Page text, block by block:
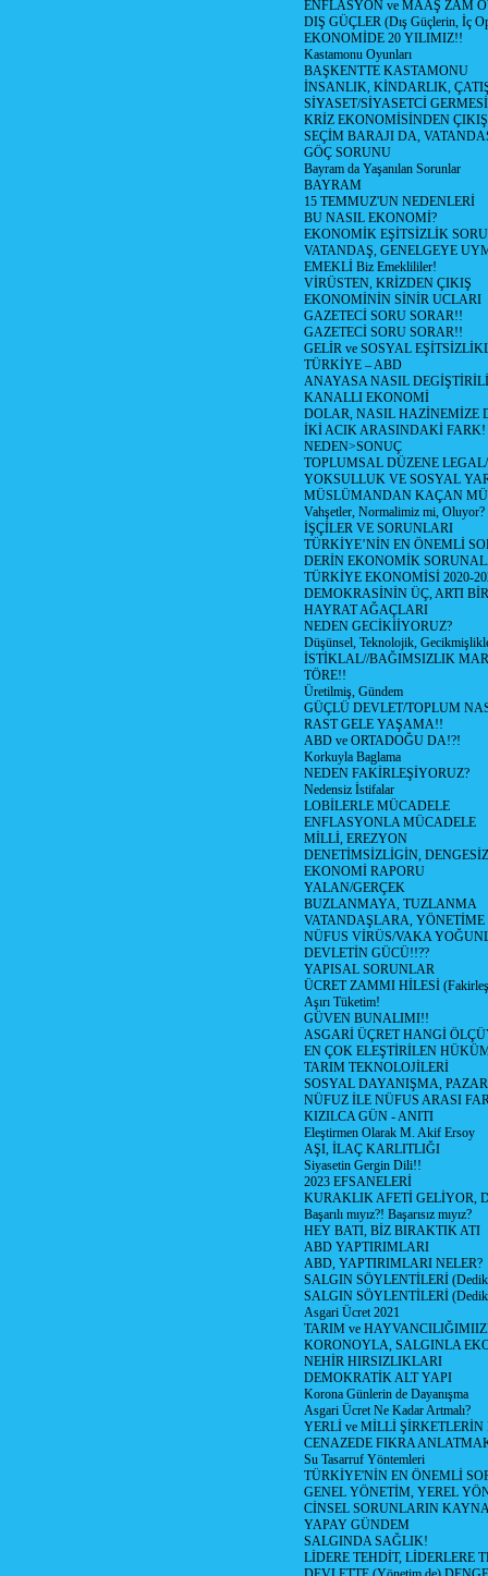
ENFLASYON ve MAAŞ ZAM
DIŞ GÜÇLER (Dış Güçlerin, İç
EKONOMİDE 20 YILIMIZ!!
Kastamonu Oyunları
BAŞKENTTE KASTAMONU
İNSANLIK, KİNDARLIK,
SİYASET/SİYASETCİ
KRİZ EKONOMİSİNDEN ÇIKIŞ
SEÇİM BARAJI DA,
GÖÇ SORUNU
Bayram da Yaşanılan Sorunlar
BAYRAM
15 TEMMUZ'UN NEDENLERİ
BU NASIL EKONOMİ?
EKONOMİK EŞİTSİZLİK
VATANDAŞ, GENELGEYE
EMEKLİ Biz Emeklililer!
VİRÜSTEN, KRİZDEN ÇIKIŞ
EKONOMİNİN SİNİR UCLARI
GAZETECİ SORU SORAR!!
GAZETECİ SORU SORAR!!
GELİR ve SOSYAL
TÜRKİYE – ABD
ANAYASA NASIL
KANALLI EKONOMİ
DOLAR, NASIL HAZİNEMİZE
İKİ ACIK ARASINDAKİ FARK!
NEDEN>SONUÇ
TOPLUMSAL DÜZENE
YOKSULLUK VE SOSYAL
MÜSLÜMANDAN KAÇAN
Vahşetler, Normalimiz mi, Oluyor?
İŞÇİLER VE SORUNLARI
TÜRKİYE’NİN EN ÖNEMLİ
DERİN EKONOMİK
TÜRKİYE EKONOMİSİ 2020-
DEMOKRASİNİN ÜÇ, ARTI
HAYRAT AĞAÇLARI
NEDEN GECİKİİYORUZ?
Düşünsel, Teknolojik,
İSTİKLAL//BAĞIMSIZLIK
TÖRE!!
Üretilmiş, Gündem
GÜÇLÜ DEVLET/TOPLUM
RAST GELE YAŞAMA!!
ABD ve ORTADOĞU DA!?!
Korkuyla Baglama
NEDEN FAKİRLEŞİYORUZ?
Nedensiz İstifalar
LOBİLERLE MÜCADELE
ENFLASYONLA MÜCADELE
MİLLİ, EREZYON
DENETİMSİZLİGİN,
EKONOMİ RAPORU
YALAN/GERÇEK
BUZLANMAYA, TUZLANMA
VATANDAŞLARA,
NÜFUS VİRÜS/VAKA
DEVLETİN GÜCÜ!!??
YAPISAL SORUNLAR
ÜCRET ZAMMI HİLESİ
Aşırı Tüketim!
GÜVEN BUNALIMI!!
ASGARİ ÜÇRET HANGİ
EN ÇOK ELEŞTİRİLEN
TARIM TEKNOLOJİLERİ
SOSYAL DAYANIŞMA,
NÜFUZ İLE NÜFUS ARASI
KIZILCA GÜN - ANITI
Eleştirmen Olarak M. Akif Ersoy
AŞI, İLAÇ KARLITLIĞI
Siyasetin Gergin Dili!!
2023 EFSANELERİ
KURAKLIK AFETİ GELİYOR,
Başarılı mıyız?! Başarısız mıyız?
HEY BATI, BİZ BIRAKTIK ATI
ABD YAPTIRIMLARI
ABD, YAPTIRIMLARI NELER?
SALGIN SÖYLENTİLERİ
SALGIN SÖYLENTİLERİ
Asgari Ücret 2021
TARIM ve
KORONOYLA, SALGINLA
NEHİR HIRSIZLIKLARI
DEMOKRATİK ALT YAPI
Korona Günlerin de Dayanışma
Asgari Ücret Ne Kadar Artmalı?
YERLİ ve MİLLİ
CENAZEDE FIKRA
Su Tasarruf Yöntemleri
TÜRKİYE'NİN EN ÖNEMLİ
GENEL YÖNETİM, YEREL
CİNSEL SORUNLARIN
YAPAY GÜNDEM
SALGINDA SAĞLIK!
LİDERE TEHDİT, LİDERLERE